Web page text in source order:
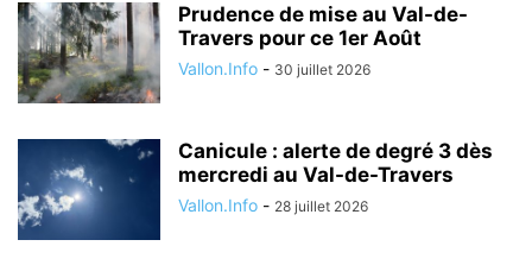
Prudence de mise au Val-de-
Travers pour ce 1er Août
Vallon.Info - 30 juillet 2026
Canicule : alerte de degré 3 dès
mercredi au Val-de-Travers
Vallon.Info - 28 juillet 2026